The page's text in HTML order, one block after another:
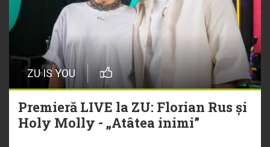
ZU IS YOU
Premieră LIVE la ZU: Florian Rus și
Holy Molly - „Atâtea inimi”